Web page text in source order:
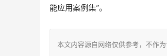
能应用案例集”。
本文内容源自网络仅供参考，不作